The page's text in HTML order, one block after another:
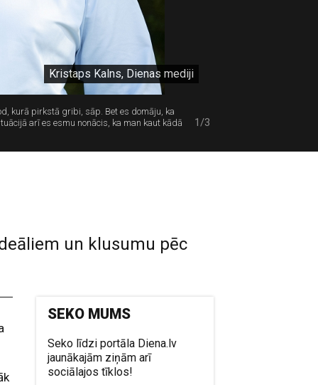
Kristaps Kalns, Dienas mediji
kurā pirkstā gribi, sāp. Bet es domāju, ka
arī es esmu nonācis, ka man kaut kādā
1/3
un klusumu pēc
SEKO MUMS
Seko līdzi portāla Diena.lv
jaunākajām ziņām arī
sociālajos tīklos!